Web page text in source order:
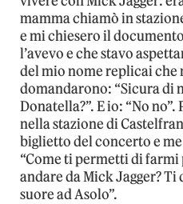
mamma chiamò in
e mi chiesero il
l’avevo e che stavo
del mio nome replicai che
domandarono: “Sicura di
Donatella?”. E io: “No
nella stazione di
biglietto del concerto e
“Come ti permetti di
andare da Mick Jagger?
suore ad Asolo”.